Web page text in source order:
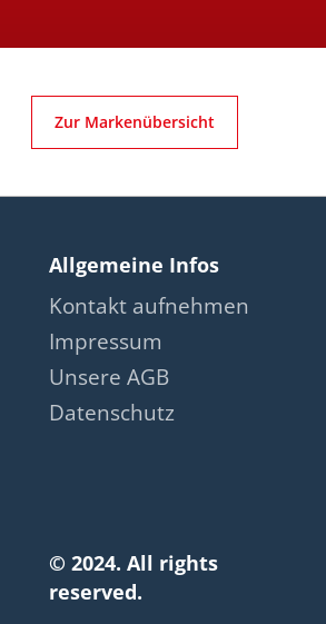
Zur Markenübersicht
Allgemeine Infos
Kontakt aufnehmen
Impressum
Unsere AGB
Datenschutz
© 2024. All rights
reserved.